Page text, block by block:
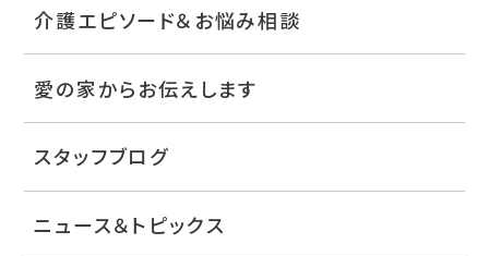
介護エピソード＆お悩み相談
愛の家からお伝えします
スタッフブログ
ニュース＆トピックス